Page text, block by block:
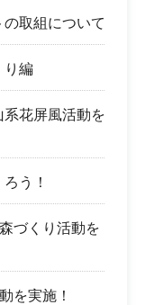
取組について
り編
花屏風活動を
う！
づくり活動を
を実施！